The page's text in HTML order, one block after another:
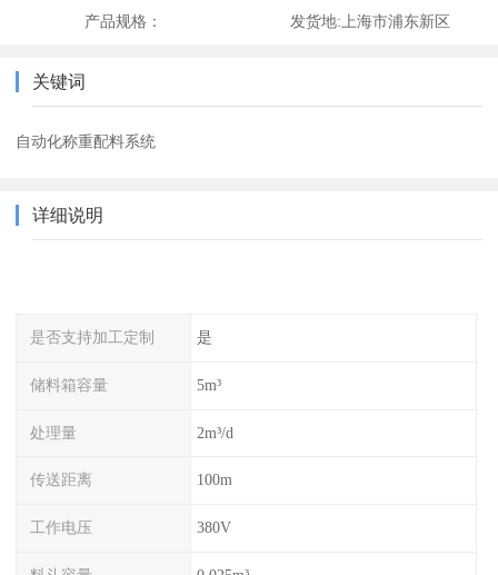
产品规格： 发货地: 上海市浦东新区
关键词
自动化称重配料系统
详细说明
是否支持加工定制 是
储料箱容量 5m³
处理量 2m³/d
传送距离 100m
工作电压 380V